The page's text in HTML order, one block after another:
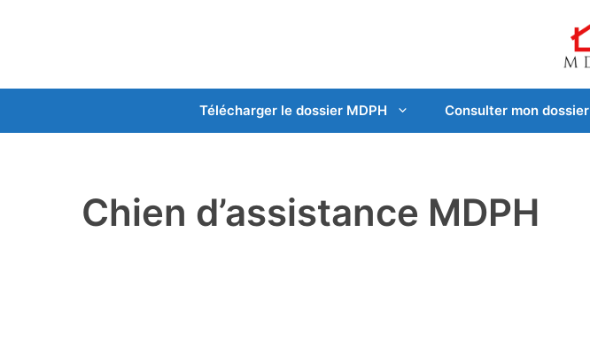
Télécharger le dossier MDPH Consulter mon dossier
Chien d’assistance MDPH